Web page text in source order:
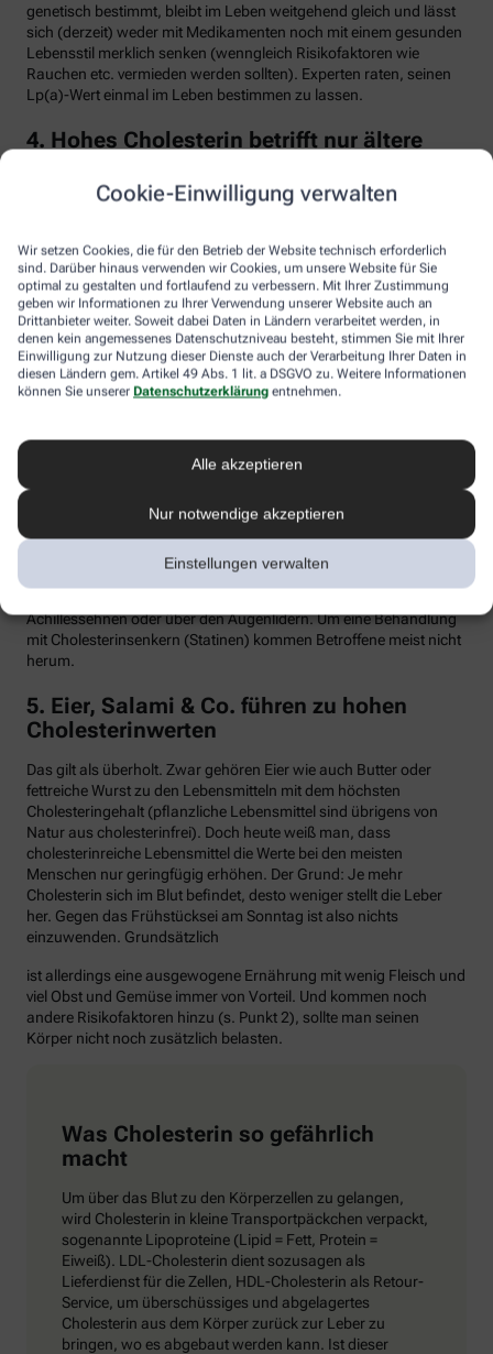
Cookie-Einwilligung verwalten
Wir setzen Cookies, die für den Betrieb der Website technisch erforderlich
sind. Darüber hinaus verwenden wir Cookies, um unsere Website für Sie
optimal zu gestalten und fortlaufend zu verbessern. Mit Ihrer Zustimmung
geben wir Informationen zu Ihrer Verwendung unserer Website auch an
Drittanbieter weiter. Soweit dabei Daten in Ländern verarbeitet werden, in
denen kein angemessenes Datenschutzniveau besteht, stimmen Sie mit Ihrer
Einwilligung zur Nutzung dieser Dienste auch der Verarbeitung Ihrer Daten in
diesen Ländern gem. Artikel 49 Abs. 1 lit. a DSGVO zu. Weitere Informationen
können Sie unserer Datenschutzerklärung entnehmen.
Alle akzeptieren
Nur notwendige akzeptieren
Einstellungen verwalten
genetisch bestimmt, bleibt im Leben weitgehend gleich und lässt
sich (derzeit) weder mit Medikamenten noch mit einem gesunden
Lebensstil merklich senken (wenngleich Risikofaktoren wie
Rauchen etc. vermieden werden sollten). Experten raten, seinen
Lp(a)-Wert einmal im Leben bestimmen zu lassen.
4. Hohes Cholesterin betrifft nur ältere
Falsch. Zwar steigt das Risiko für erhöhte Cholesterinwerte mit
Hypercholesterinämie (FH) haben jedoch schon von Geburt an
erhöhte Blutfettwerte. Bei der erblich bedingten
Stoffwechselerkrankung sammelt sich durch einen Gendefekt
sehr viel LDL-Cholesterin im Blut an (über 190 bis 500 mg/dl) und
lagert sich an den Wänden der Arterien und Venen ab. Betroffene
entwickeln oft schon im jungen Erwachsenenalter eine
Arteriosklerose.
bis zur Menopause durch Hormone besser geschützt, bei ihnen
sind es rund 30 Prozent bis zum Alter von 60 Jahren. Die familiäre
Hypercholesterinämie kommt bei etwa einer von 300 Personen
vor. Sind in der Familie Fälle von frühen Herzinfarkten, Stents oder
Bypass-Operationen bekannt, sollte man sein Cholesterin
dringend überprüfen lassen. Anzeichen können auch gelbliche
Achillessehnen oder über den Augenlidern. Um eine Behandlung
mit Cholesterinsenkern (Statinen) kommen Betroffene meist nicht
herum.
5. Eier, Salami & Co. führen zu hohen
Cholesterinwerten
Das gilt als überholt. Zwar gehören Eier wie auch Butter oder
fettreiche Wurst zu den Lebensmitteln mit dem höchsten
Cholesteringehalt (pflanzliche Lebensmittel sind übrigens von
Natur aus cholesterinfrei). Doch heute weiß man, dass
cholesterinreiche Lebensmittel die Werte bei den meisten
Menschen nur geringfügig erhöhen. Der Grund: Je mehr
Cholesterin sich im Blut befindet, desto weniger stellt die Leber
her. Gegen das Frühstücksei am Sonntag ist also nichts
einzuwenden. Grundsätzlich
ist allerdings eine ausgewogene Ernährung mit wenig Fleisch und
viel Obst und Gemüse immer von Vorteil. Und kommen noch
andere Risikofaktoren hinzu (s. Punkt 2), sollte man seinen
Körper nicht noch zusätzlich belasten.
Was Cholesterin so gefährlich
macht
Um über das Blut zu den Körperzellen zu gelangen,
wird Cholesterin in kleine Transportpäckchen verpackt,
sogenannte Lipoproteine (Lipid = Fett, Protein =
Eiweiß). LDL-Cholesterin dient sozusagen als
Lieferdienst für die Zellen, HDL-Cholesterin als Retour-
Service, um überschüssiges und abgelagertes
Cholesterin aus dem Körper zurück zur Leber zu
bringen, wo es abgebaut werden kann. Ist dieser